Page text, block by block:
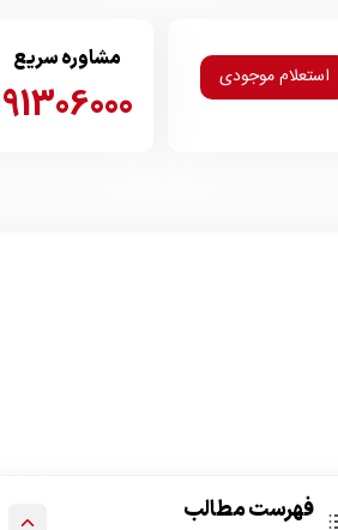
استعلام موجودی
مشاوره سریع
91306000
فهرست مطالب